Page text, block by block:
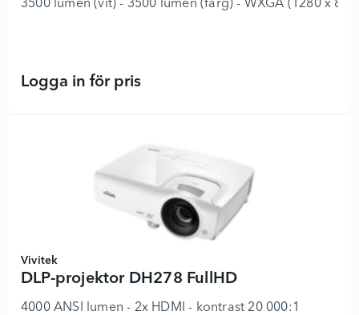
3500 lumen (vit) - 3500 lumen (färg) - WXGA (1280 x
Logga in för prisEB-685W - 3LCD-projektor -
Vivitek
DLP-projektor DH278 FullHD
4000 ANSI lumen - 2x HDMI - kontrast 20 000:1